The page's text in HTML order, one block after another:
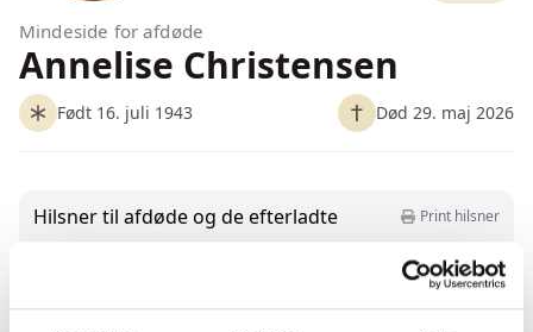
Mindeside for afdøde
Annelise Christensen
Født 16. juli 1943 Død 29. maj 2026
Hilsner til afdøde og de efterladte Print hilsner